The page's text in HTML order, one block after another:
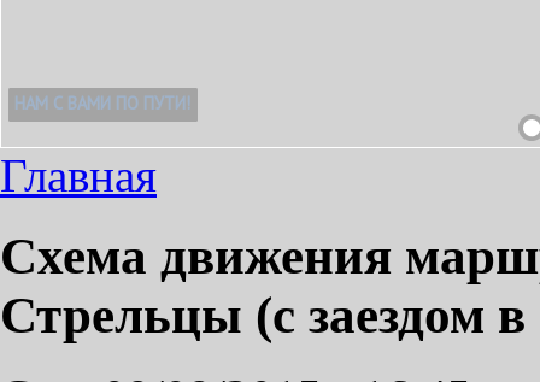
Главная
Схема движения
Стрельцы (с заездом